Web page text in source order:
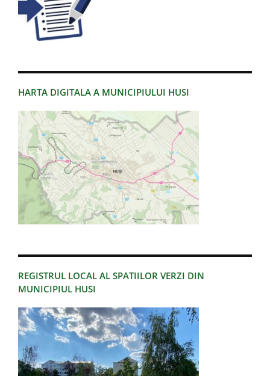
HARTA DIGITALA A MUNICIPIULUI HUSI
REGISTRUL LOCAL AL SPATIILOR VERZI DIN
MUNICIPIUL HUSI